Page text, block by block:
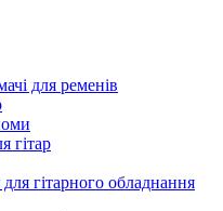
для ременів
гітар
гітарного обладнання